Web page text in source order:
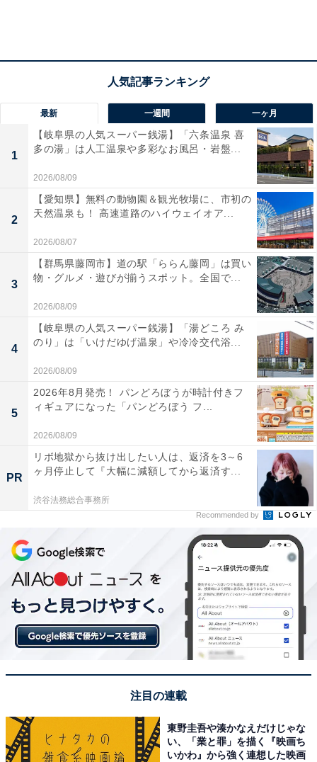
最新 一週間 一ヶ月
1
【岐阜県の人気スーパー銭湯】「六条温泉 喜
多の湯」は人工温泉や多彩なお風呂・岩盤...
2026/08/09
2
【愛知県】無料の動物園＆観光牧場に、市初の
天然温泉も！ 高速道路のハイウェイオア...
2026/08/07
3
【群馬県藤岡市】道の駅「ららん藤岡」は買い
物・グルメ・遊びが揃うスポット。全国で...
2026/08/09
4
【岐阜県の人気スーパー銭湯】「湯どころ み
のり」は「いけだゆげ温泉」や冷冷交代浴...
2026/08/09
5
2026年8月発売！ パンどろぼうが時計付きフ
ィギュアになった「パンどろぼう フ...
2026/08/09
PR
リボ地獄から抜け出したい人は、返済を3～6
ヶ月停止して『大幅に減額してから返済す...
渋谷法務総合事務所
Recommended by
注目の連載
東野圭吾や湊かなえだけじゃな
い、「業と罪」を描く『映画ち
いかわ』から強く連想した映画